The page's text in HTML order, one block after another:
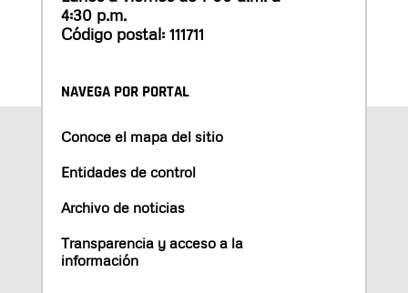
4:30 p.m.
Código postal: 111711
NAVEGA POR PORTAL
Conoce el mapa del sitio
Entidades de control
Archivo de noticias
Transparencia y acceso a la
información